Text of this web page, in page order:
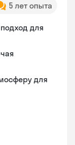
5 лет опыта
для
для